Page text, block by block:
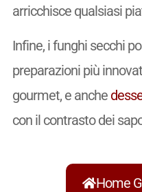
arricchisce qualsiasi
Infine, i funghi secchi
preparazioni più
gourmet, e anche
con il contrasto dei
Home